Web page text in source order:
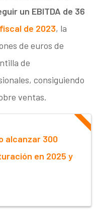
un EBITDA de 36
de 2023, la
de euros de
de
consiguiendo
ventas.
alcanzar 300
en 2025 y